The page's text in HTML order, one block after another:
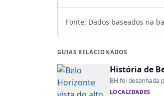
Fonte: Dados baseados na
GUIAS RELACIONADOS
História de
BH foi desenhada
LOCALIDADES